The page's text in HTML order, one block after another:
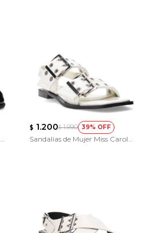
$ 1.200$ 1.990 39
Sandalias de Mujer Miss Carol